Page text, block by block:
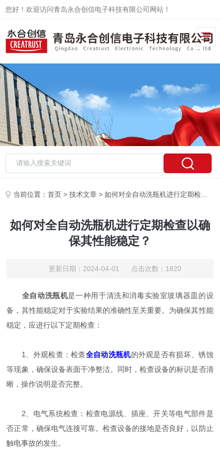
您好！欢迎访问青岛永合创信电子科技有限公司网站！
当前位置：首页 >技术文章 > 如何对全自动洗瓶机进行定期检查以确保其性能稳定？
如何对全自动洗瓶机进行定期检查以确
保其性能稳定？
更新日期：2024-04-01 点击次数：1820
全自动洗瓶机是一种用于清洗和消毒实验室玻璃器皿的设
备，其性能稳定对于实验结果的准确性至关重要。为确保其性能
稳定，应进行以下定期检查：
1、外观检查：检查全自动洗瓶机的外观是否有损坏、锈蚀
等现象，确保设备表面干净整洁。同时，检查设备的标识是否清
晰，操作说明是否完整。
2、电气系统检查：检查电源线、插座、开关等电气部件是
否正常，确保电气连接可靠。检查设备的接地是否良好，以防止
触电事故的发生。